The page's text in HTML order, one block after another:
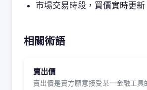
市場交易時段，買價實時更新
相關術語
賣出價
賣出價是賣方願意接受某一金融工具